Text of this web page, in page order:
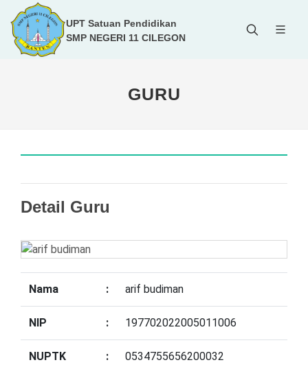
UPT Satuan Pendidikan
SMP NEGERI 11 CILEGON
GURU
Detail Guru
Nama : arif budiman
NIP : 197702022005011006
NUPTK : 0534755656200032